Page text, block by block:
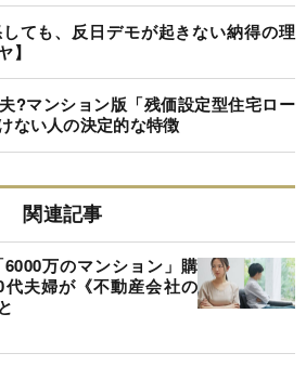
ても、反日デモが起きない納得の理
】
?マンション版「残価設定型住宅ロー
ない人の決定的な特徴
関連記事
万のマンション」購
夫婦が《不動産会社の